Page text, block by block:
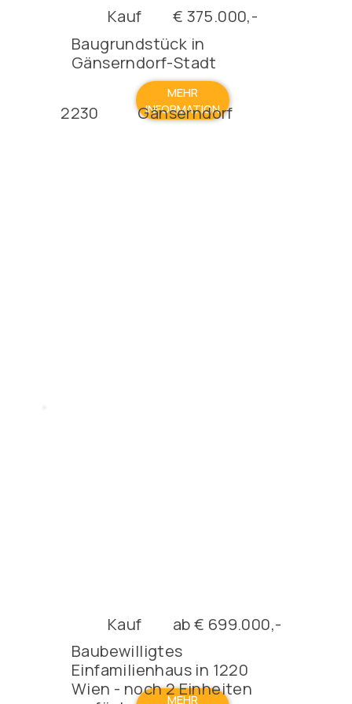
Kauf € 375.000,-
MEHR
INFORMATION
Baugrundstück in
Gänserndorf-Stadt
2230 Gänserndorf
Kauf ab € 699.000,-
MEHR
Baubewilligtes
Einfamilienhaus in 1220
Wien - noch 2 Einheiten